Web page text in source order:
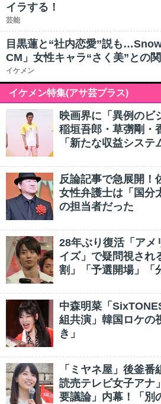
イラする！
芸能
目黒蓮と“社内恋愛”説も
CM」女性キャラ“さく美”との
イケメン
イケメン特集(アサ芸プラス)
映画界に「異例のビ
稲垣吾郎・草彅剛・
「新たな収益システ
反論記事で急展開！
女性弁護士は「国分
の担当者だった
28年ぶり復活「アメ
イズ」で疑問視され
割」「予選開場」「
中森明菜「
組共演」韓国ロケの
き」
「ミヤネ屋」後釜
読売テレビ女子アナ
要議論」内幕！「別